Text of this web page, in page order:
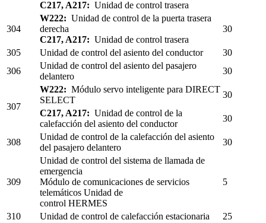
C217, A217: Unidad de control trasera
304
W222: Unidad de control de la puerta trasera
derecha
C217, A217: Unidad de control trasera
30
305 Unidad de control del asiento del conductor
30
306
Unidad de control del asiento del pasajero
delantero
30
307
W222: Módulo servo inteligente para DIRECT
SELECT
30
C217, A217: Unidad de control de la
calefacción del asiento del conductor
30
308
Unidad de control de la calefacción del asiento
del pasajero delantero
30
309
Unidad de control del sistema de llamada de
emergencia
Módulo de comunicaciones de servicios
telemáticos Unidad de
control HERMES
5
310 Unidad de control de calefacción estacionaria
25